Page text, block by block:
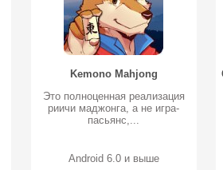
Kemono Mahjong
Это полноценная реализация
риичи маджонга, а не игра-
пасьянс,...
Android 6.0 и выше